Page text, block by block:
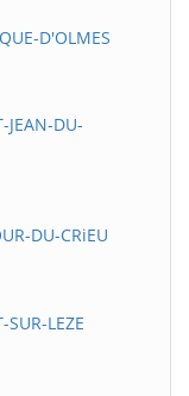
D'OLMES
DU-
DU-CRiEU
LEZE